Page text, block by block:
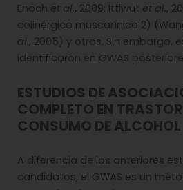
Enoch et al. , 2009; Ittiwut et al. ,
colinérgico muscarínico 2)
al. , 2005) y otros. Sin embargo,
identificaron en GWAS
ESTUDIOS DE
COMPLETO EN
CONSUMO DE ALCOHOL
A diferencia de los anteriores
candidatos, el GWAS es un